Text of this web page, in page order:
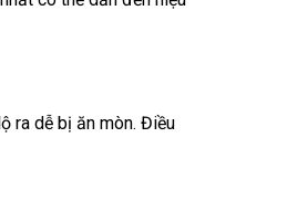
ra dễ bị ăn mòn. Điều